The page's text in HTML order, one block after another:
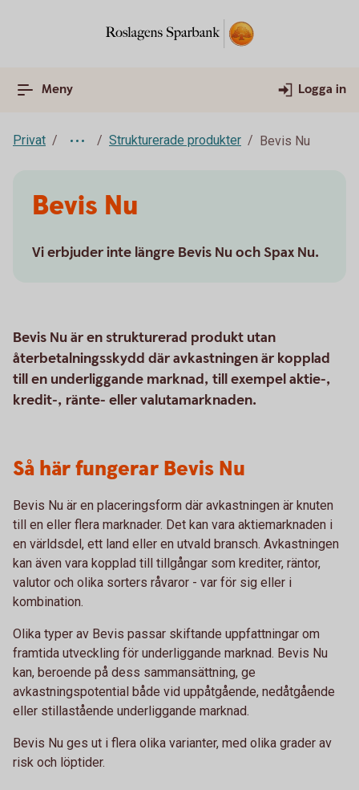
Meny Logga in
Privat Strukturerade produkter Bevis Nu
Bevis Nu
Vi erbjuder inte längre Bevis Nu och Spax Nu.
Bevis Nu är en strukturerad produkt utan
återbetalningsskydd där avkastningen är kopplad
till en underliggande marknad, till exempel aktie-,
kredit-, ränte- eller valutamarknaden.
Så här fungerar Bevis Nu
Bevis Nu är en placeringsform där avkastningen är knuten
till en eller flera marknader. Det kan vara aktiemarknaden i
en världsdel, ett land eller en utvald bransch. Avkastningen
kan även vara kopplad till tillgångar som krediter, räntor,
valutor och olika sorters råvaror - var för sig eller i
kombination.
Olika typer av Bevis passar skiftande uppfattningar om
framtida utveckling för underliggande marknad. Bevis Nu
kan, beroende på dess sammansättning, ge
avkastningspotential både vid uppåtgående, nedåtgående
eller stillastående underliggande marknad.
Bevis Nu ges ut i flera olika varianter, med olika grader av
risk och löptider.